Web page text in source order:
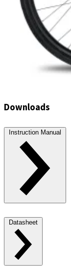
Downloads
Instruction Manual
Datasheet